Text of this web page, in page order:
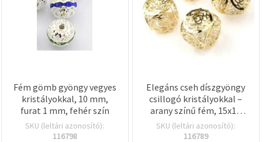
Fém gömb gyöngy vegyes
kristályokkal, 10 mm,
furat 1 mm, fehér szín
SKU (leltári azonosító):
116798
Elegáns cseh díszgyöngy
csillogó kristályokkal –
arany színű fém, 15x15
mm
SKU (leltári azonosító):
116789